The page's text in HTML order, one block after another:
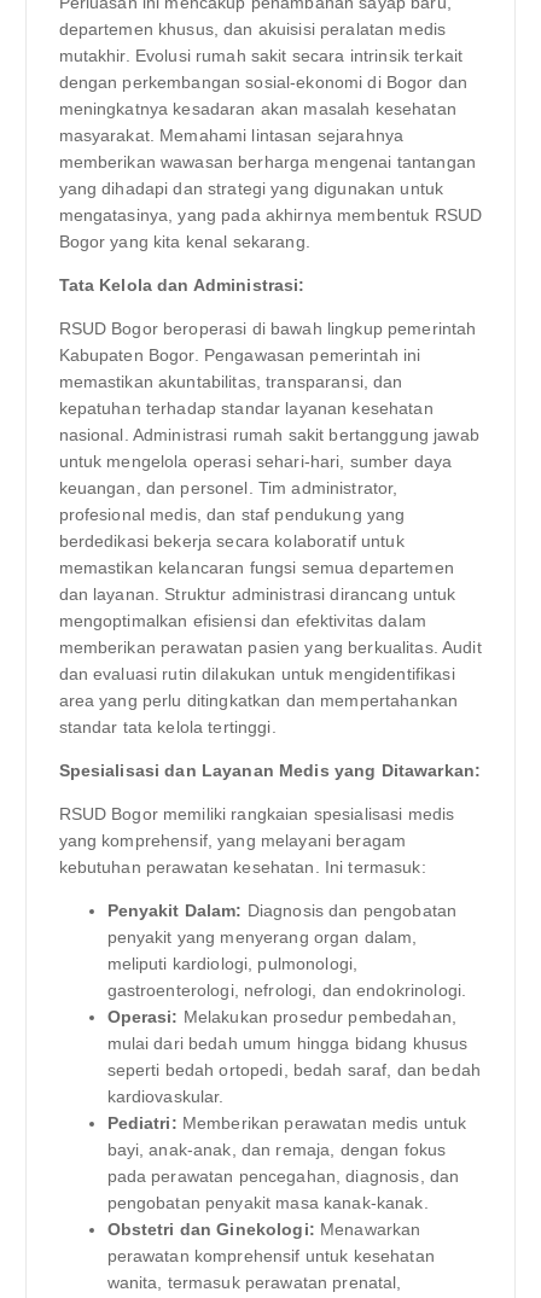
departemen khusus, dan akuisisi peralatan medis
mutakhir. Evolusi rumah sakit secara intrinsik terkait
dengan perkembangan sosial-ekonomi di Bogor dan
meningkatnya kesadaran akan masalah kesehatan
masyarakat. Memahami lintasan sejarahnya
memberikan wawasan berharga mengenai tantangan
yang dihadapi dan strategi yang digunakan untuk
mengatasinya, yang pada akhirnya membentuk RSUD
Bogor yang kita kenal sekarang.
Tata Kelola dan Administrasi:
RSUD Bogor beroperasi di bawah lingkup pemerintah
Kabupaten Bogor. Pengawasan pemerintah ini
memastikan akuntabilitas, transparansi, dan
kepatuhan terhadap standar layanan kesehatan
nasional. Administrasi rumah sakit bertanggung jawab
untuk mengelola operasi sehari-hari, sumber daya
keuangan, dan personel. Tim administrator,
profesional medis, dan staf pendukung yang
berdedikasi bekerja secara kolaboratif untuk
memastikan kelancaran fungsi semua departemen
dan layanan. Struktur administrasi dirancang untuk
mengoptimalkan efisiensi dan efektivitas dalam
memberikan perawatan pasien yang berkualitas. Audit
dan evaluasi rutin dilakukan untuk mengidentifikasi
area yang perlu ditingkatkan dan mempertahankan
standar tata kelola tertinggi.
Spesialisasi dan Layanan Medis yang Ditawarkan:
RSUD Bogor memiliki rangkaian spesialisasi medis
yang komprehensif, yang melayani beragam
kebutuhan perawatan kesehatan. Ini termasuk:
Penyakit Dalam: Diagnosis dan pengobatan
penyakit yang menyerang organ dalam,
meliputi kardiologi, pulmonologi,
gastroenterologi, nefrologi, dan endokrinologi.
Operasi: Melakukan prosedur pembedahan,
mulai dari bedah umum hingga bidang khusus
seperti bedah ortopedi, bedah saraf, dan bedah
kardiovaskular.
Pediatri: Memberikan perawatan medis untuk
bayi, anak-anak, dan remaja, dengan fokus
pada perawatan pencegahan, diagnosis, dan
pengobatan penyakit masa kanak-kanak.
Obstetri dan Ginekologi: Menawarkan
perawatan komprehensif untuk kesehatan
wanita, termasuk perawatan prenatal,